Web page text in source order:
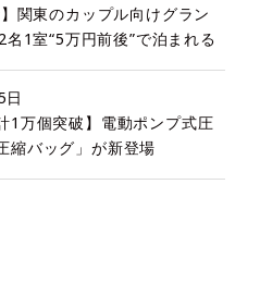
関東のカップル向けグラン
1室“5万円前後”で泊まれる
1万個突破】電動ポンプ式圧
縮バッグ」が新登場